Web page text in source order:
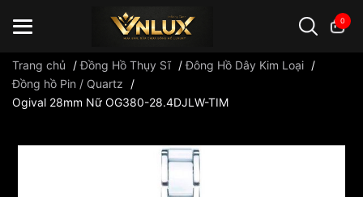
0
Đồng hồ casio đồng hồ G-Shock đồng hồ Orient
Trang chủ /Đồng Hồ Thụy Sĩ /Đông Hồ Dây Kim Loại /
Đồng hồ Pin / Quartz
/
Ogival 28mm Nữ OG380-28.4DJLW-TIM